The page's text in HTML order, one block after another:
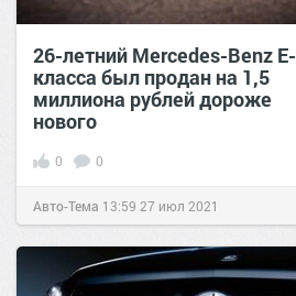
26-летний Mercedes-Benz E-
класса был продан на 1,5
миллиона рублей дороже
нового
0 0
Авто-Тема 13:59 27 июл 2021